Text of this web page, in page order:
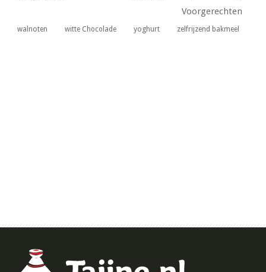
Voorgerechten
walnoten witte Chocolade yoghurt zelfrijzend bakmeel